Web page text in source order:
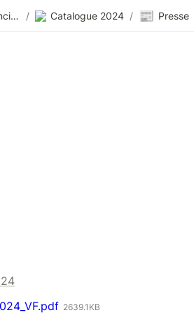
Références for agencies / Catalogue 2024 / 📰 Presse
2639.1KB